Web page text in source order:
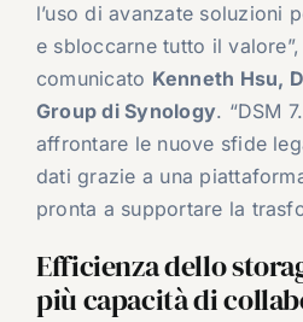
l’uso di avanzate soluzioni
e sbloccarne tutto il
comunicato Kenneth Hsu,
Group di Synology. “DSM
affrontare le nuove sfide
dati grazie a una
pronta a supportare la
Efficienza dello
più capacità di